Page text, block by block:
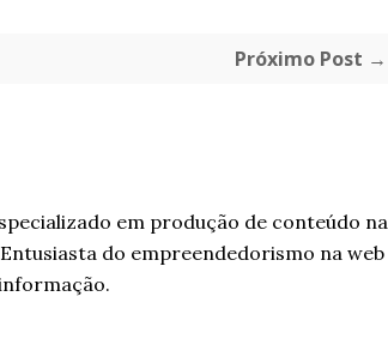
Próximo Post →
em produção de conteúdo na
do empreendedorismo na web